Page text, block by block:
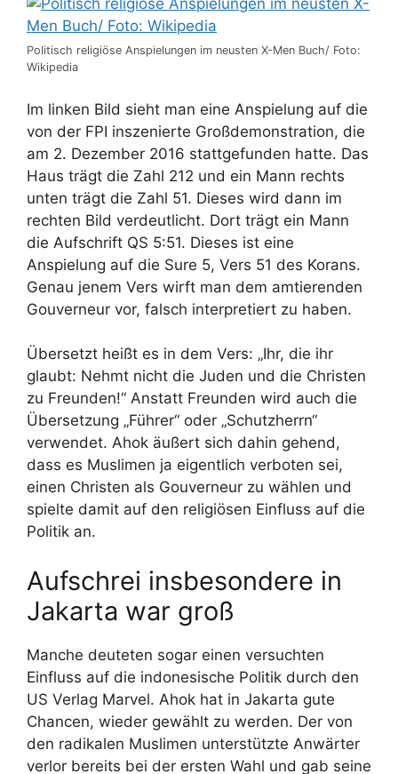
Politisch religiöse Anspielungen im neusten X-Men Buch/ Foto:
Wikipedia
Im linken Bild sieht man eine Anspielung auf die
von der FPI inszenierte Großdemonstration, die
am 2. Dezember 2016 stattgefunden hatte. Das
Haus trägt die Zahl 212 und ein Mann rechts
unten trägt die Zahl 51. Dieses wird dann im
rechten Bild verdeutlicht. Dort trägt ein Mann
die Aufschrift QS 5:51. Dieses ist eine
Anspielung auf die Sure 5, Vers 51 des Korans.
Genau jenem Vers wirft man dem amtierenden
Gouverneur vor, falsch interpretiert zu haben.
Übersetzt heißt es in dem Vers: „Ihr, die ihr
glaubt: Nehmt nicht die Juden und die Christen
zu Freunden!“ Anstatt Freunden wird auch die
Übersetzung „Führer“ oder „Schutzherrn“
verwendet. Ahok äußert sich dahin gehend,
dass es Muslimen ja eigentlich verboten sei,
einen Christen als Gouverneur zu wählen und
spielte damit auf den religiösen Einfluss auf die
Politik an.
Aufschrei insbesondere in
Jakarta war groß
Manche deuteten sogar einen versuchten
Einfluss auf die indonesische Politik durch den
US Verlag Marvel. Ahok hat in Jakarta gute
Chancen, wieder gewählt zu werden. Der von
den radikalen Muslimen unterstützte Anwärter
verlor bereits bei der ersten Wahl und gab seine